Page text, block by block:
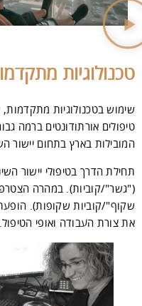
טכנולוגיות
שימוש בטכנולוגיות
טיפולים אורתודונטים ברמה
המובילות בארץ בתחום יישור
תחילת הדרך בטיפולי יישור
("גשר"/קוביות). במהרה
שקוף"/קוביות שקופות).
את צורת העבודה ואופי הטיפול.